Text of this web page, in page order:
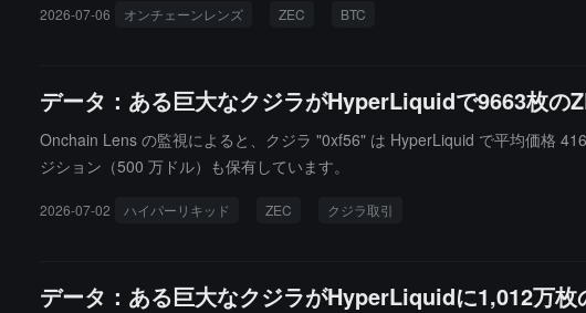
2026-07-06 オンチェーンレンズ ZEC BTC
データ：ある巨大なクジラがHyperLiquidで9663枚の
Onchain Lens の監視によると、クジラ "0xf56" は HyperLiquid で平均価格
ジション（500 万ドル）も保有しています。
2026-07-02 ハイパーリキッド ZEC クジラ取引
データ：ある巨大なクジラがHyperLiquidに1,012万枚